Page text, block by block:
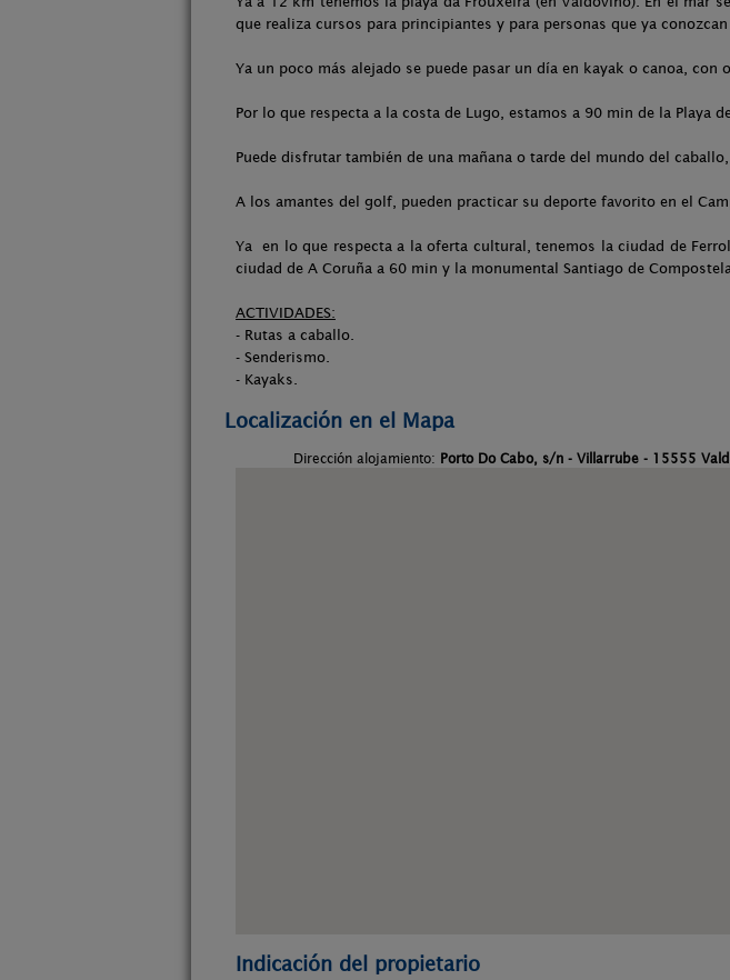
que realiza cursos para principiantes y para personas que ya
Ya un poco más alejado se puede pasar un día en kayak o canoa, con
Por lo que respecta a la costa de Lugo, estamos a 90 min de la Playa
Puede disfrutar también de una mañana o tarde del mundo del
A los amantes del golf, pueden practicar su deporte favorito en el
Ya en lo que respecta a la oferta cultural, tenemos la ciudad de
ciudad de A Coruña a 60 min y la monumental Santiago de
ACTIVIDADES:
- Rutas a caballo.
- Senderismo.
- Kayaks.
Localización en el Mapa
Dirección alojamiento: Porto Do Cabo, s/n - Villarrube - 15555
Indicación del propietario